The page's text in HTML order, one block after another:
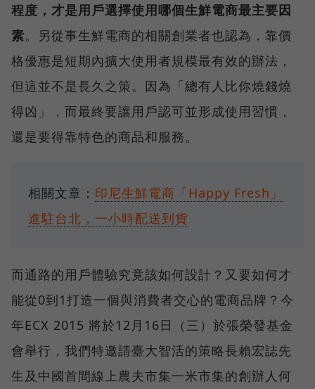
程度，才是用戶選擇使用哪個生鮮電商最主要因
素。另從事生鮮電商的相關創業者也認為，靠價
格優惠是短期內擴大使用者規模最有效的辦法，
但這並不是長久之策。因為「總有人比你燒錢燒
得凶」，而最終要讓用戶認可並形成使用習慣，
還是要得靠特色的商品和服務。
相關文章： 印尼生鮮電商「Happy Fresh」
進駐台北，一小時配送到貨
而通路的用戶體驗究竟該如何設計？又要如何才
能從0到1打造一個與消費者交心的電商品牌？今
年ECX 2015 將於12月16日（三）於張榮發基金
會舉行，我們特邀請臺大智活的策略長賴宏誌先
生及中國首間線上農夫市集一米市集的創辦人何